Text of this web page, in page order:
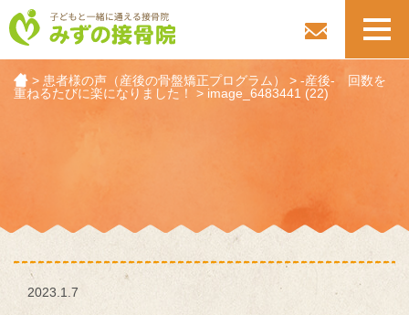
> 患者様の声（産後の骨盤矯正プログラム） >-産後- 回数を
重ねるたびに楽になりました！
> image_6483441 (22)
2023.1.7